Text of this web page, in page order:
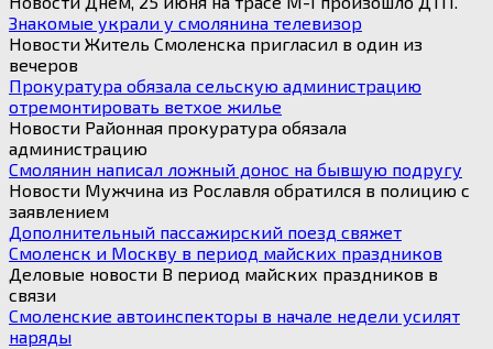
Знакомые украли у смолянина телевизор
Новости Житель Смоленска пригласил в один из
вечеров
Прокуратура обязала сельскую администрацию
отремонтировать ветхое жилье
Новости Районная прокуратура обязала
администрацию
Смолянин написал ложный донос на бывшую подругу
Новости Мужчина из Рославля обратился в полицию с
заявлением
Дополнительный пассажирский поезд свяжет
Смоленск и Москву в период майских праздников
Деловые новости В период майских праздников в
связи
Смоленские автоинспекторы в начале недели усилят
наряды